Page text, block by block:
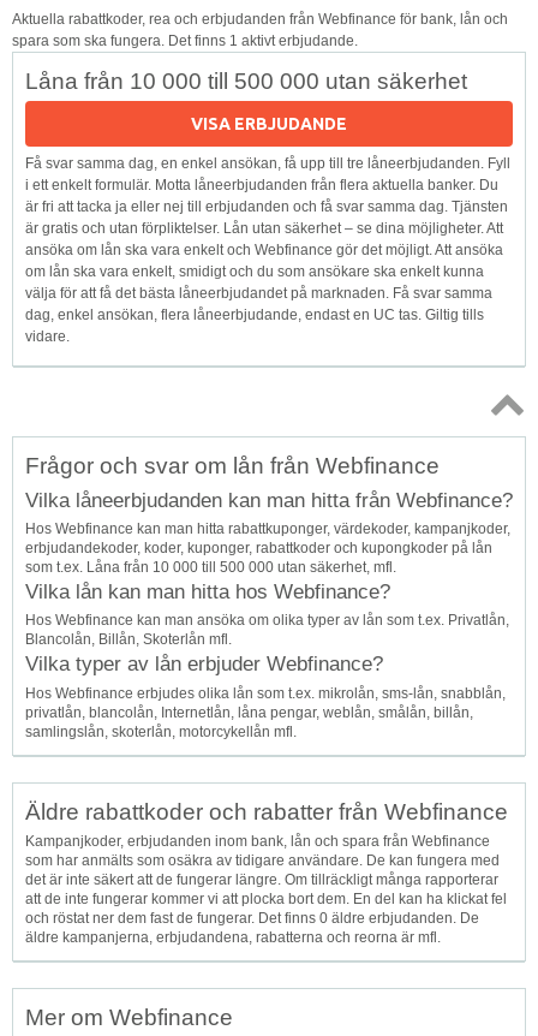
Aktuella rabattkoder, rea och erbjudanden från Webfinance för bank, lån och
spara som ska fungera. Det finns 1 aktivt erbjudande.
Låna från 10 000 till 500 000 utan säkerhet
VISA ERBJUDANDE
Få svar samma dag, en enkel ansökan, få upp till tre låneerbjudanden. Fyll
i ett enkelt formulär. Motta låneerbjudanden från flera aktuella banker. Du
är fri att tacka ja eller nej till erbjudanden och få svar samma dag. Tjänsten
är gratis och utan förpliktelser. Lån utan säkerhet – se dina möjligheter. Att
ansöka om lån ska vara enkelt och Webfinance gör det möjligt. Att ansöka
om lån ska vara enkelt, smidigt och du som ansökare ska enkelt kunna
välja för att få det bästa låneerbjudandet på marknaden. Få svar samma
dag, enkel ansökan, flera låneerbjudande, endast en UC tas. Giltig tills
vidare.
Topp
Frågor och svar om lån från Webfinance
Vilka låneerbjudanden kan man hitta från Webfinance?
Hos Webfinance kan man hitta rabattkuponger, värdekoder, kampanjkoder,
erbjudandekoder, koder, kuponger, rabattkoder och kupongkoder på lån
som t.ex. Låna från 10 000 till 500 000 utan säkerhet, mfl.
Vilka lån kan man hitta hos Webfinance?
Hos Webfinance kan man ansöka om olika typer av lån som t.ex. Privatlån,
Blancolån, Billån, Skoterlån mfl.
Vilka typer av lån erbjuder Webfinance?
Hos Webfinance erbjudes olika lån som t.ex. mikrolån, sms-lån, snabblån,
privatlån, blancolån, Internetlån, låna pengar, weblån, smålån, billån,
samlingslån, skoterlån, motorcykellån mfl.
Äldre rabattkoder och rabatter från Webfinance
Kampanjkoder, erbjudanden inom bank, lån och spara från Webfinance
som har anmälts som osäkra av tidigare användare. De kan fungera med
det är inte säkert att de fungerar längre. Om tillräckligt många rapporterar
att de inte fungerar kommer vi att plocka bort dem. En del kan ha klickat fel
och röstat ner dem fast de fungerar. Det finns 0 äldre erbjudanden. De
äldre kampanjerna, erbjudandena, rabatterna och reorna är mfl.
Mer om Webfinance